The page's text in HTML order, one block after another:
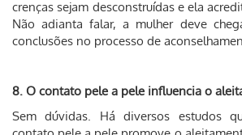
crenças sejam desconstruídas e ela
Não adianta falar, a mulher deve
conclusões no processo de
8. O contato pele a pele influencia o
Sem dúvidas. Há diversos estudos